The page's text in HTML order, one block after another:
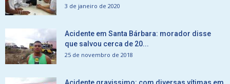
3 de janeiro de 2020
Acidente em Santa Bárbara: morador disse
que salvou cerca de 20...
25 de novembro de 2018